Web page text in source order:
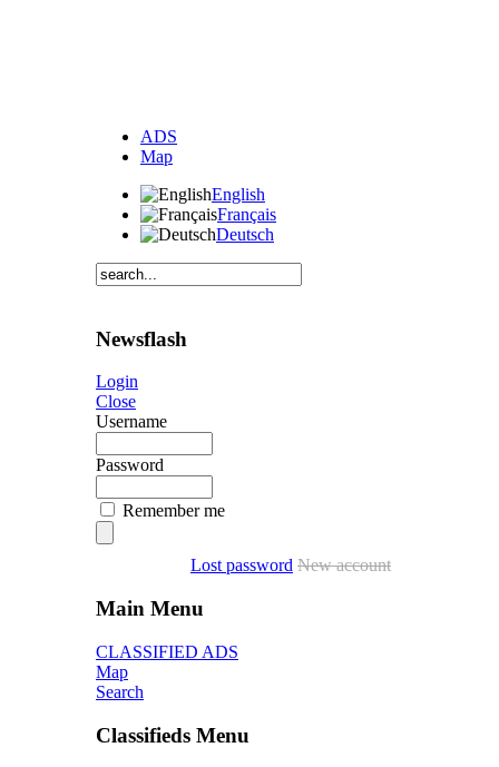
ADS
Map
English
Français
Deutsch
Newsflash
Login
Close
Username
Password
Remember me
Lost password New account
Main Menu
CLASSIFIED ADS
Map
Search
Classifieds Menu